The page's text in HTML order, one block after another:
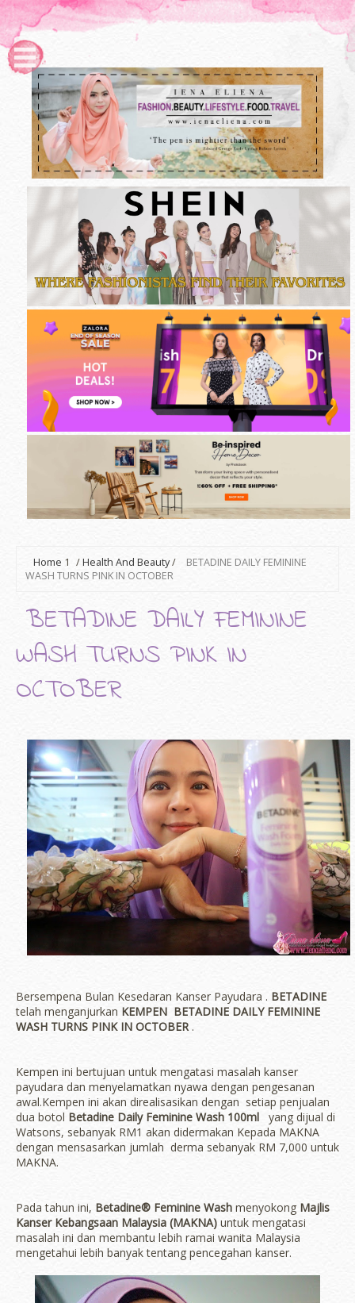
Home 1 /Health And Beauty/
BETADINE DAILY FEMININE
WASH TURNS PINK IN OCTOBER
BETADINE DAILY FEMININE
WASH TURNS PINK IN
OCTOBER
Bersempena Bulan Kesedaran Kanser Payudara . BETADINE
telah menganjurkan KEMPEN BETADINE DAILY FEMININE
WASH TURNS PINK IN OCTOBER .
Kempen ini bertujuan untuk mengatasi masalah kanser
payudara dan menyelamatkan nyawa dengan pengesanan
awal.Kempen ini akan direalisasikan dengan setiap penjualan
dua botol Betadine Daily Feminine Wash 100ml yang dijual di
Watsons, sebanyak RM1 akan didermakan Kepada MAKNA
dengan mensasarkan jumlah derma sebanyak RM 7,000 untuk
MAKNA.
Pada tahun ini, Betadine® Feminine Wash menyokong Majlis
Kanser Kebangsaan Malaysia (MAKNA) untuk mengatasi
masalah ini dan membantu lebih ramai wanita Malaysia
mengetahui lebih banyak tentang pencegahan kanser.